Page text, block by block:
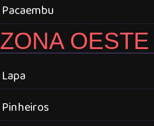
Pacaembu
ZONA OESTE
Lapa
Pinheiros